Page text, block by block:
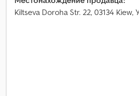
Kiltseva Doroha Str. 22, 03134 Kiew,